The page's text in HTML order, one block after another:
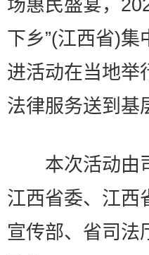
场惠民盛宴，
下乡”(江西省)集
进活动在当地举
法律服务送到基
本次活动由司
江西省委、江西
宣传部、省司法